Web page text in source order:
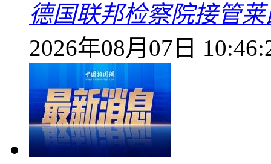
德国联邦检察院接管
2026年08月07日